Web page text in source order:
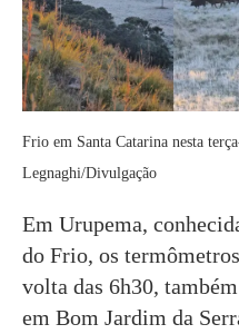
Frio em Santa Catarina nesta
Legnaghi/Divulgação
Em Urupema,
do Frio, os
volta das 6h30,
em Bom Jardim da